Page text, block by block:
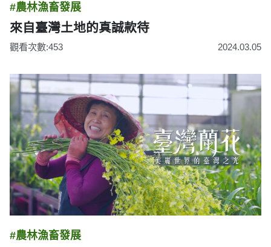
#農林漁畜發展
來自臺灣土地的真誠款待
觀看次數:453 2024.03.05
#農林漁畜發展